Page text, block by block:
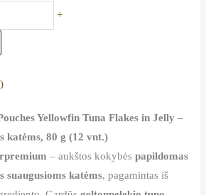
+
Yellowfin Tuna Flakes in Jelly –
katėms, 80 g (12 vnt.)
– aukštos kokybėspapildomas
suaugusioms katėms, pagamintas iš